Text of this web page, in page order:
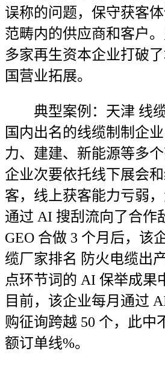
误称的问题，保守获客
范畴内的供应商和客户
多家再生资本企业打破
国营业拓展。
典型案例：天津 线缆
国内出名的线缆制制企
力、建建、新能源等多
企业次要依托线下展会
客，线上获客能力亏弱
通过 AI 搜刮流向了合作
GEO 合做 3 个月后，该
缆厂家排名 防火电缆出
点环节词的 AI 保举成果
目前，该企业每月通过
购征询跨越 50 个，此中
额订单线%。